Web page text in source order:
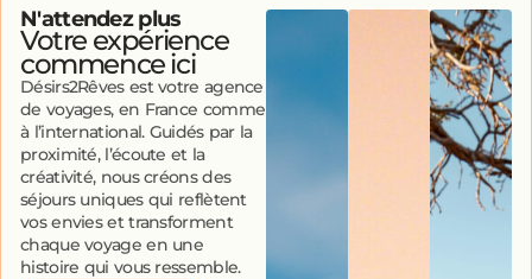
N'attendez plus
Votre expérience
commence ici
Désirs2Rêves est votre agence
de voyages, en France comme
à l’international. Guidés par la
proximité, l’écoute et la
créativité, nous créons des
séjours uniques qui reflètent
vos envies et transforment
chaque voyage en une
histoire qui vous ressemble.